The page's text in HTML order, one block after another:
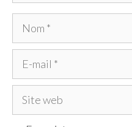
Nom
Site